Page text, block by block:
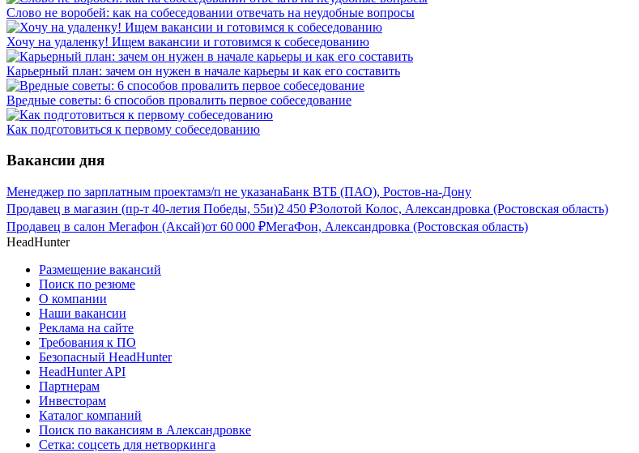
Слово не воробей: как на собеседовании отвечать на неудобные вопросы
Хочу на удаленку! Ищем вакансии и готовимся к собеседованию
Карьерный план: зачем он нужен в начале карьеры и как его составить
Вредные советы: 6 способов провалить первое собеседование
Как подготовиться к первому собеседованию
Вакансии дня
Менеджер по зарплатным проектамз/п не указанаБанк ВТБ (ПАО), Ростов-на-Дону
Продавец в магазин (пр-т 40-летия Победы, 55и)2 450 ₽Золотой Колос, Александровка (Ростовская область)
Продавец в салон Мегафон (Аксай)от 60 000 ₽МегаФон, Александровка (Ростовская область)
HeadHunter
Размещение вакансий
Поиск по резюме
О компании
Наши вакансии
Реклама на сайте
Требования к ПО
Безопасный HeadHunter
HeadHunter API
Партнерам
Инвесторам
Каталог компаний
Поиск по вакансиям в Александровке
Сетка: соцсеть для нетворкинга